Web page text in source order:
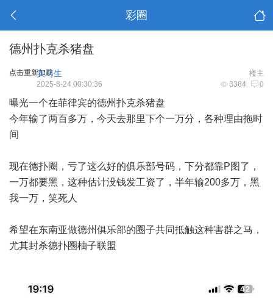
彩圈
德州扑克杀猪盘
点击重新加载 楼主
实习生
3384 0
2025-8-24 00:30:36
曝光一个在菲律宾的德州扑克杀猪盘
今年输了两百多万，今天去那里下个一万分，各种理由拖时
间
现在德扑圈，亏了这么好的俱乐部号码，下分都靠P图了，
一万都要黑，这种估计没钱发工资了，半年输200多万，黑
我一万，笑死人
希望在东南亚做德州俱乐部的圈子共同抵触这种害群之马，
尤其封杀德扑圈柚子联盟